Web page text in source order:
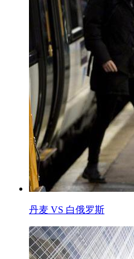
丹麦 VS 白俄罗斯